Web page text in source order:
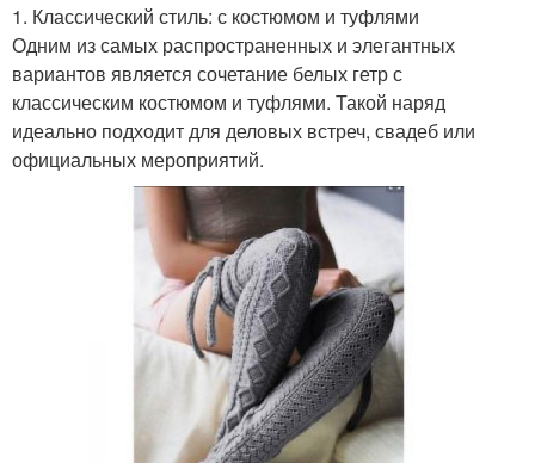
1. Классический стиль: с костюмом и туфлями
Одним из самых распространенных и элегантных
вариантов является сочетание белых гетр с
классическим костюмом и туфлями. Такой наряд
идеально подходит для деловых встреч, свадеб или
официальных мероприятий.